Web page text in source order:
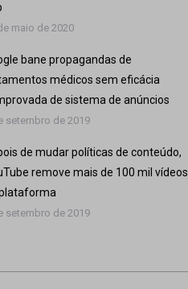
maio de 2020
bane propagandas de
médicos sem eficácia
de sistema de anúncios
setembro de 2019
de mudar políticas de conteúdo,
remove mais de 100 mil vídeos
setembro de 2019